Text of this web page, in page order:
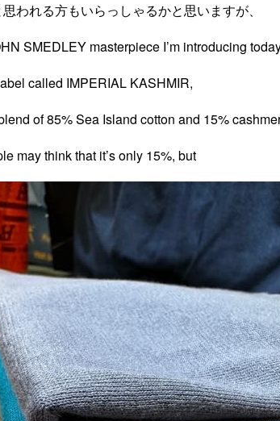
われる方もいらっしゃるかと思いますが、
SMEDLEY masterpiece I’m introducing
called IMPERIAL KASHMIR,
of 85% Sea Island cotton and 15%
may think that it’s only 15%, but